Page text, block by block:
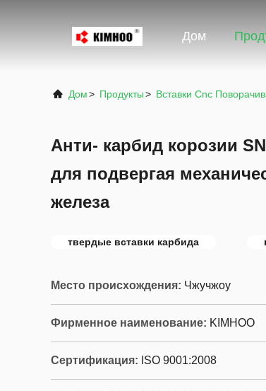
Дом
Дом> Продукты> Вставки Cnc
Анти- карбид корозии
для подвергая
железа
твердые вставки карбида
Место происхождения: Чжучжоу
Фирменное наименование: KIMHOO
Сертификация: ISO 9001:2008